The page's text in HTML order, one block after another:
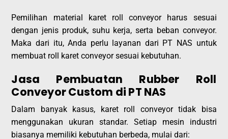
Pemilihan material karet roll conveyor harus sesuai
dengan jenis produk, suhu kerja, serta beban conveyor.
Maka dari itu, Anda perlu layanan dari PT NAS untuk
membuat roll karet conveyor sesuai kebutuhan.
Jasa Pembuatan Rubber Roll
Conveyor Custom di PT NAS
Dalam banyak kasus, karet roll conveyor tidak bisa
menggunakan ukuran standar. Setiap mesin industri
biasanya memiliki kebutuhan berbeda, mulai dari: